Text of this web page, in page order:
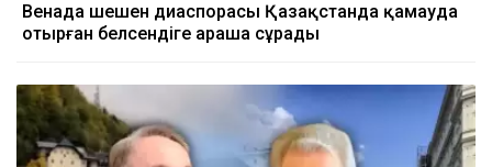
Венада шешен диаспорасы Қазақстанда қамауда
отырған белсендіге араша сұрады